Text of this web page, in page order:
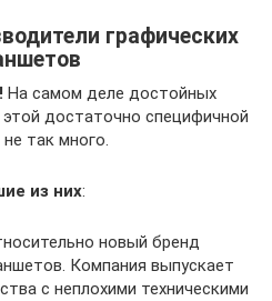
графических
На самом деле достойных
достаточно специфичной
не так много.
из них:
новый бренд
Компания выпускает
с неплохими техническими